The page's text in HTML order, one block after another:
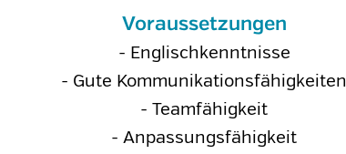
Voraussetzungen
- Englischkenntnisse
- Gute Kommunikationsfähigkeiten
- Teamfähigkeit
- Anpassungsfähigkeit